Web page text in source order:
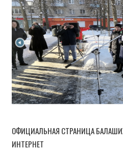
ОФИЦИАЛЬНАЯ СТРАНИЦА
ИНТЕРНЕТ